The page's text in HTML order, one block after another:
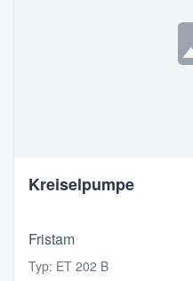
Kreiselpumpe
Fristam
Typ: ET 202 B